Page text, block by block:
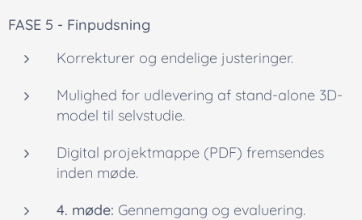
FASE 5 - Finpudsning
Korrekturer og endelige justeringer.
Mulighed for udlevering af stand-alone 3D-
model til selvstudie.
Digital projektmappe (PDF) fremsendes
inden møde.
4. møde: Gennemgang og evaluering.